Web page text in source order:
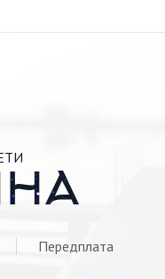
Передплата